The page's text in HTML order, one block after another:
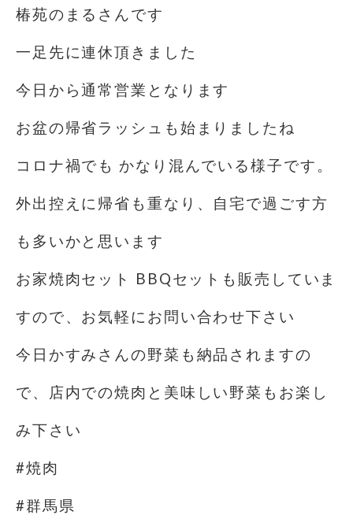
椿苑のまるさんです
一足先に連休頂きました
今日から通常営業となります
お盆の帰省ラッシュも始まりましたね
コロナ禍でも かなり混んでいる様子です。
外出控えに帰省も重なり、自宅で過ごす方
も多いかと思います
お家焼肉セット BBQセットも販売していま
すので、お気軽にお問い合わせ下さい
今日かすみさんの野菜も納品されますの
で、店内での焼肉と美味しい野菜もお楽し
み下さい
#焼肉
#群馬県